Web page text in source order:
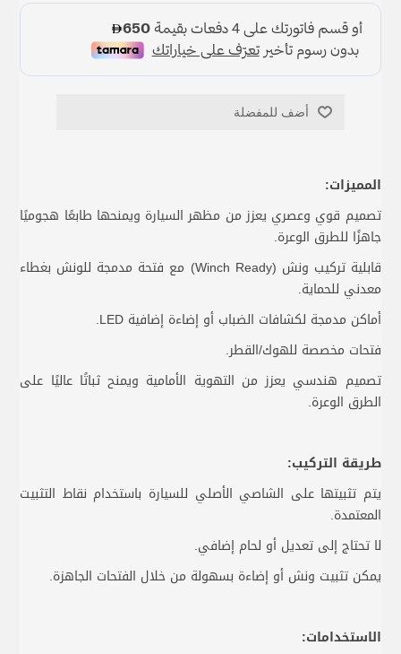
أضف للمفضلة
المميزات:
تصميم قوي وعصري يعزز من مظهر السيارة ويمنحها طابعًا هجوميًا
جاهزًا للطرق الوعرة.
قابلية تركيب ونش (Winch Ready) مع فتحة مدمجة للونش بغطاء
معدني للحماية.
أماكن مدمجة لكشافات الضباب أو إضاءة إضافية LED.
فتحات مخصصة للهوك/القطر.
تصميم هندسي يعزز من التهوية الأمامية ويمنح ثباتًا عاليًا على
الطرق الوعرة.
طريقة التركيب:
يتم تثبيتها على الشاصي الأصلي للسيارة باستخدام نقاط التثبيت
المعتمدة.
لا تحتاج إلى تعديل أو لحام إضافي.
يمكن تثبيت ونش أو إضاءة بسهولة من خلال الفتحات الجاهزة.
الاستخدامات: